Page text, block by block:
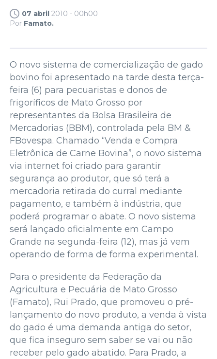
07 abril 2010 - 00h00
Por Famato.
O novo sistema de comercialização de gado
bovino foi apresentado na tarde desta terça-
feira (6) para pecuaristas e donos de
frigoríficos de Mato Grosso por
representantes da Bolsa Brasileira de
Mercadorias (BBM), controlada pela BM &
FBovespa. Chamado “Venda e Compra
Eletrônica de Carne Bovina”, o novo sistema
via internet foi criado para garantir
segurança ao produtor, que só terá a
mercadoria retirada do curral mediante
pagamento, e também à indústria, que
poderá programar o abate. O novo sistema
será lançado oficialmente em Campo
Grande na segunda-feira (12), mas já vem
operando de forma de forma experimental.
Para o presidente da Federação da
Agricultura e Pecuária de Mato Grosso
(Famato), Rui Prado, que promoveu o pré-
lançamento do novo produto, a venda à vista
do gado é uma demanda antiga do setor,
que fica inseguro sem saber se vai ou não
receber pelo gado abatido. Para Prado, a